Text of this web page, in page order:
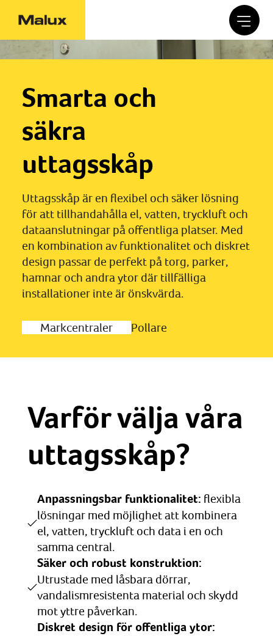
Smarta och
säkra
uttagsskåp
Uttagsskåp är en flexibel och säker lösning
för att tillhandahålla el, vatten, tryckluft och
dataanslutningar på offentliga platser. Med
en kombination av funktionalitet och diskret
design passar de perfekt på torg, parker,
hamnar och andra ytor där tillfälliga
installationer inte är önskvärda.
Markcentraler Pollare
Varför välja våra
uttagsskåp?
Anpassningsbar funktionalitet: flexibla
lösningar med möjlighet att kombinera
el, vatten, tryckluft och data i en och
samma central.
Säker och robust konstruktion:
Utrustade med låsbara dörrar,
vandalismresistenta material och skydd
mot yttre påverkan.
Diskret design för offentliga ytor: